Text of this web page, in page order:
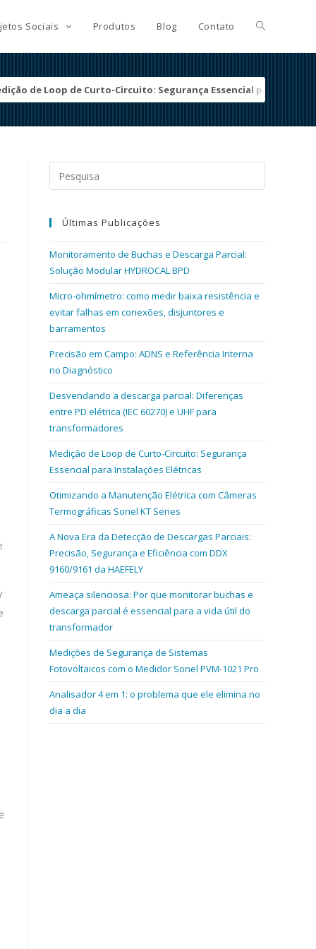
Sociais Produtos Blog Contato
de Loop de Curto-Circuito: Segurança Essencial para
Últimas Publicações
Monitoramento de Buchas e Descarga Parcial:
Solução Modular HYDROCAL BPD
Micro-ohmímetro: como medir baixa resistência e
evitar falhas em conexões, disjuntores e
barramentos
Precisão em Campo: ADNS e Referência Interna
no Diagnóstico
Desvendando a descarga parcial: Diferenças
entre PD elétrica (IEC 60270) e UHF para
transformadores
Medição de Loop de Curto-Circuito: Segurança
Essencial para Instalações Elétricas
Otimizando a Manutenção Elétrica com Câmeras
Termográficas Sonel KT Series
A Nova Era da Detecção de Descargas Parciais:
Precisão, Segurança e Eficiência com DDX
9160/9161 da HAEFELY
Ameaça silenciosa: Por que monitorar buchas e
descarga parcial é essencial para a vida útil do
transformador
Medições de Segurança de Sistemas
Fotovoltaicos com o Medidor Sonel PVM-1021 Pro
Analisador 4 em 1: o problema que ele elimina no
dia a dia